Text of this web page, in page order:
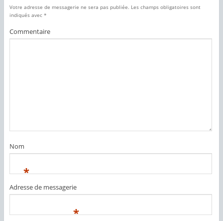
Votre adresse de messagerie ne sera pas publiée. Les champs obligatoires sont
indiqués avec *
Commentaire
Nom
*
Adresse de messagerie
*